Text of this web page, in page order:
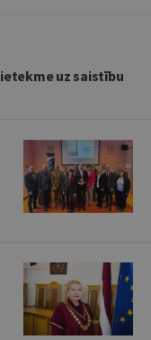
uz saistību